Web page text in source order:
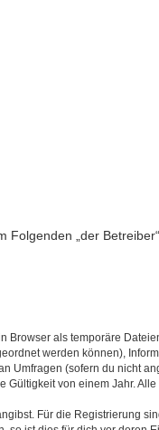
Folgenden „der
Browser als temporäre
werden können),
Umfragen (sofern du nicht
von einem Jahr.
Für die Registrierung